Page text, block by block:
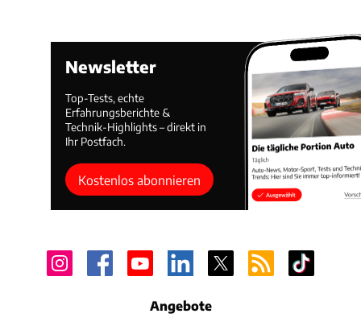
Newsletter
Top-Tests, echte
Erfahrungsberichte &
Technik-Highlights – direkt in
Ihr Postfach.
Kostenlos abonnieren
Angebote